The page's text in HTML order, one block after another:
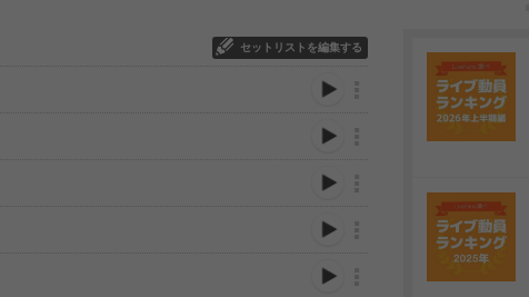
セットリストを編集する